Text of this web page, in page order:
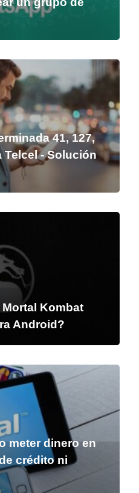
41, 127,
Telcel - Solución
Kombat
Android?
meter dinero en
crédito ni